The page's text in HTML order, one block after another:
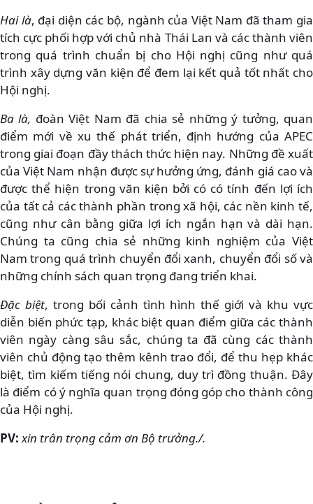
Hai là, đại diện các bộ, ngành của Việt Nam đã tham gia
tích cực phối hợp với chủ nhà Thái Lan và các thành viên
trong quá trình chuẩn bị cho Hội nghị cũng như quá
trình xây dựng văn kiện để đem lại kết quả tốt nhất cho
Hội nghị.
Ba là, đoàn Việt Nam đã chia sẻ những ý tưởng, quan
điểm mới về xu thế phát triển, định hướng của APEC
trong giai đoạn đầy thách thức hiện nay. Những đề xuất
của Việt Nam nhận được sự hưởng ứng, đánh giá cao và
được thể hiện trong văn kiện bởi có có tính đến lợi ích
của tất cả các thành phần trong xã hội, các nền kinh tế,
cũng như cân bằng giữa lợi ích ngắn hạn và dài hạn.
Chúng ta cũng chia sẻ những kinh nghiệm của Việt
Nam trong quá trình chuyển đổi xanh, chuyển đổi số và
những chính sách quan trọng đang triển khai.
Đặc biệt, trong bối cảnh tình hình thế giới và khu vực
diễn biến phức tạp, khác biệt quan điểm giữa các thành
viên ngày càng sâu sắc, chúng ta đã cùng các thành
viên chủ động tạo thêm kênh trao đổi, để thu hẹp khác
biệt, tìm kiếm tiếng nói chung, duy trì đồng thuận. Đây
là điểm có ý nghĩa quan trọng đóng góp cho thành công
của Hội nghị.
PV: xin trân trọng cảm ơn Bộ trưởng./.